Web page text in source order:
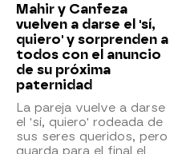
Mahir y Canfeza
vuelven a darse el 'sí,
quiero' y sorprenden a
todos con el anuncio
de su próxima
paternidad
La pareja vuelve a darse
el 'sí, quiero' rodeada de
sus seres queridos, pero
guarda para el final el